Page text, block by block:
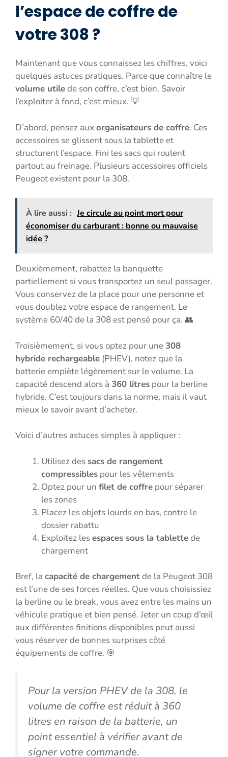
l’espace de coffre de
votre 308 ?
Maintenant que vous connaissez les chiffres, voici
quelques astuces pratiques. Parce que connaître le
volume utilede son coffre, c’est bien. Savoir
l’exploiter à fond, c’est mieux. 💡
D’abord, pensez aux organisateurs de coffre. Ces
accessoires se glissent sous la tablette et
structurent l’espace. Fini les sacs qui roulent
partout au freinage. Plusieurs accessoires officiels
Peugeot existent pour la 308.
À lire aussi : Je circule au point mort pour
économiser du carburant : bonne ou mauvaise
idée ?
Deuxièmement, rabattez la banquette
partiellement si vous transportez un seul passager.
Vous conservez de la place pour une personne et
vous doublez votre espace de rangement. Le
système 60/40 de la 308 est pensé pour ça. 👥
Troisièmement, si vous optez pour une308
hybride rechargeable (PHEV), notez que la
batterie empiète légèrement sur le volume. La
capacité descend alors à 360 litres pour la berline
hybride. C’est toujours dans la norme, mais il vaut
mieux le savoir avant d’acheter.
Voici d’autres astuces simples à appliquer :
Utilisez dessacs de rangement
compressibles pour les vêtements
Optez pour un filet de coffre pour séparer
les zones
Placez les objets lourds en bas, contre le
dossier rabattu
Exploitez lesespaces sous la tablettede
chargement
Bref, la capacité de chargementde la Peugeot 308
est l’une de ses forces réelles. Que vous choisissiez
la berline ou le break, vous avez entre les mains un
véhicule pratique et bien pensé. Jeter un coup d’œil
aux différentes finitions disponibles peut aussi
vous réserver de bonnes surprises côté
équipements de coffre. 🎯
Pour la version PHEV de la 308, le
volume de coffre est réduit à 360
litres en raison de la batterie, un
point essentiel à vérifier avant de
signer votre commande.